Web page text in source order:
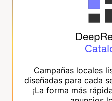
Campañas locales
diseñadas para cada
¡La forma más